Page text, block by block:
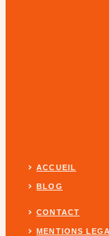
ACCUEIL
BLOG
CONTACT
MENTIONS